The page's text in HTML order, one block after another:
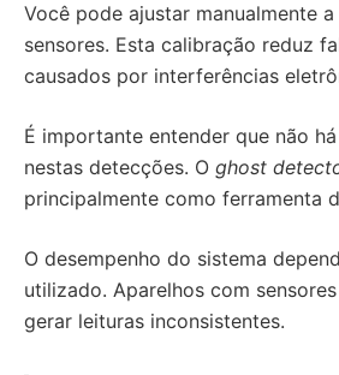
Você pode ajustar manualmente
sensores. Esta calibração reduz
causados por interferências
É importante entender que não
nestas detecções. O ghost
principalmente como ferramenta
O desempenho do sistema
utilizado. Aparelhos com
gerar leituras inconsistentes.